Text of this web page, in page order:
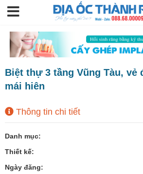
Biệt thự 3 tầng Vũng Tàu, vẻ
mái hiên
Thông tin chi tiết
Danh mục:
Thiết kế:
Ngày đăng: